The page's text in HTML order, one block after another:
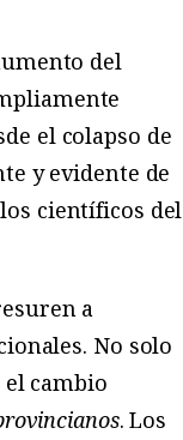
del
el colapso de
y evidente de
científicos del
a
No solo
cambio
. Los